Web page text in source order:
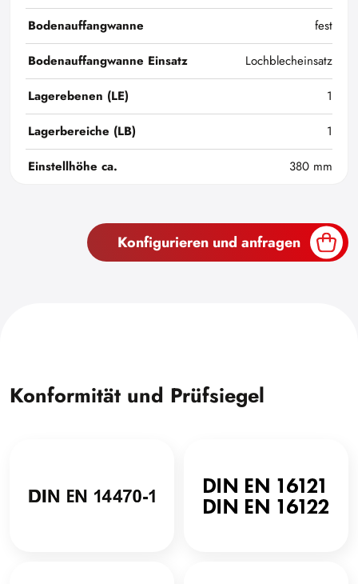
Bodenauffangwanne
fest
Bodenauffangwanne Einsatz
Lochblecheinsatz
Lagerebenen (LE)
1
Lagerbereiche (LB)
1
Einstellhöhe ca.
380 mm
Konfigurieren und anfragen
Konformität und Prüfsiegel